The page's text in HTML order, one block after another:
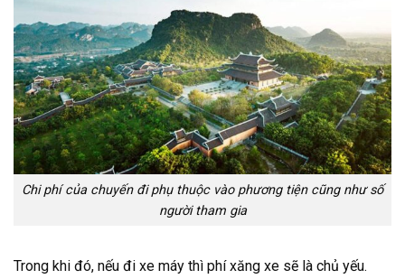
Chi phí của chuyến đi phụ thuộc vào phương tiện cũng như số
người tham gia
Trong khi đó, nếu đi xe máy thì phí xăng xe sẽ là chủ yếu.